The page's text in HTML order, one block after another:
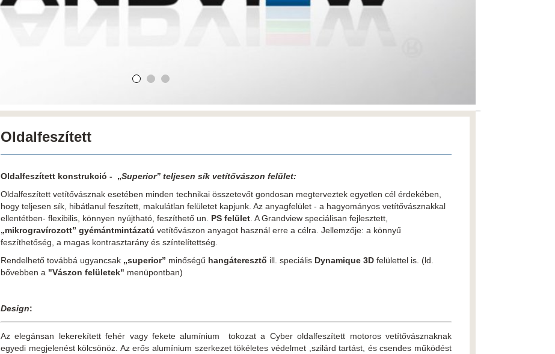
Oldalfeszített
Oldalfeszített konstrukció - „Superior” teljesen sík vetítővászon felület:
Oldalfeszített vetítővásznak esetében minden technikai összetevőt gondosan megterveztek egyetlen cél érdekében,
hogy teljesen sík, hibátlanul feszített, makulátlan felületet kapjunk. Az anyagfelület - a hagyományos vetítővásznakkal
ellentétben- flexibilis, könnyen nyújtható, feszíthető un. PS felület. A Grandview speciálisan fejlesztett,
„mikrogravírozott” gyémántmintázatú vetítővászon anyagot használ erre a célra. Jellemzője: a könnyű
feszíthetőség, a magas kontrasztarány és színtelítettség.
Rendelhető továbbá ugyancsak „superior” minőségű hangáteresztő ill. speciális Dynamique 3D felülettel is. (ld.
bővebben a "Vászon felületek" menüpontban)
Design:
Az elegánsan lekerekített fehér vagy fekete alumínium tokozat a Cyber oldalfeszített motoros vetítővásznaknak
egyedi megjelenést kölcsönöz. Az erős alumínium szerkezet tökéletes védelmet ,szilárd tartást, és csendes működést